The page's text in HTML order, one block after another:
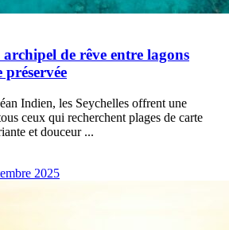
archipel de rêve entre lagons
Indien, les Seychelles offrent une
ceux qui recherchent plages de carte
et douceur ...
2025